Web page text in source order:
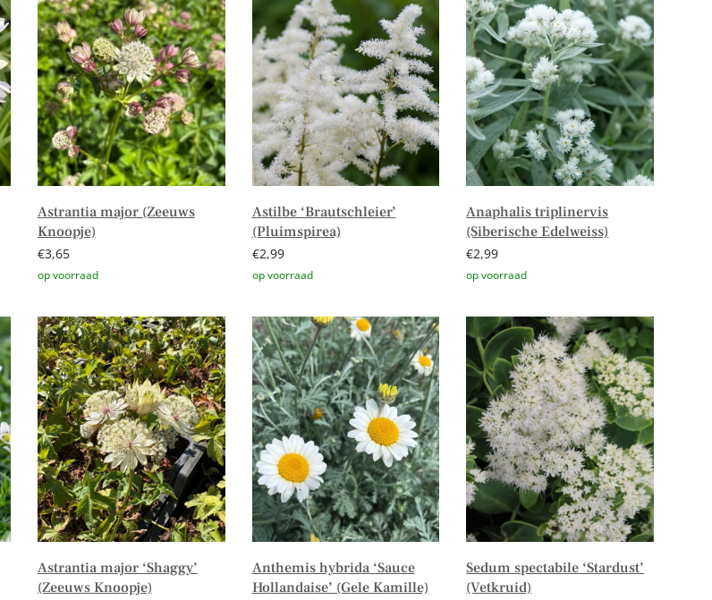
Astrantia major (Zeeuws
Knoopje)
€3,65
Astilbe ‘Brautschleier’
(Pluimspirea)
€2,99
Anaphalis triplinervis
(Siberische Edelweiss)
€2,99
Astrantia major ‘Shaggy’
(Zeeuws Knoopje)
Anthemis hybrida ‘Sauce
Hollandaise’ (Gele Kamille)
Sedum spectabile ‘Stardust’
(Vetkruid)